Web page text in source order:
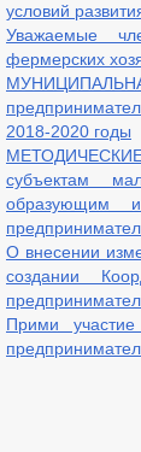
условий
Уважаемые
фермерских
2018-2020 годы
субъектам
образующим
О внесении
создании
Прими